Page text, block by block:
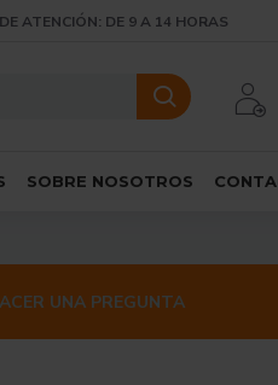
ATENCIÓN: DE 9 A 14 HORAS
SOBRE NOSOTROS
UNA PREGUNTA